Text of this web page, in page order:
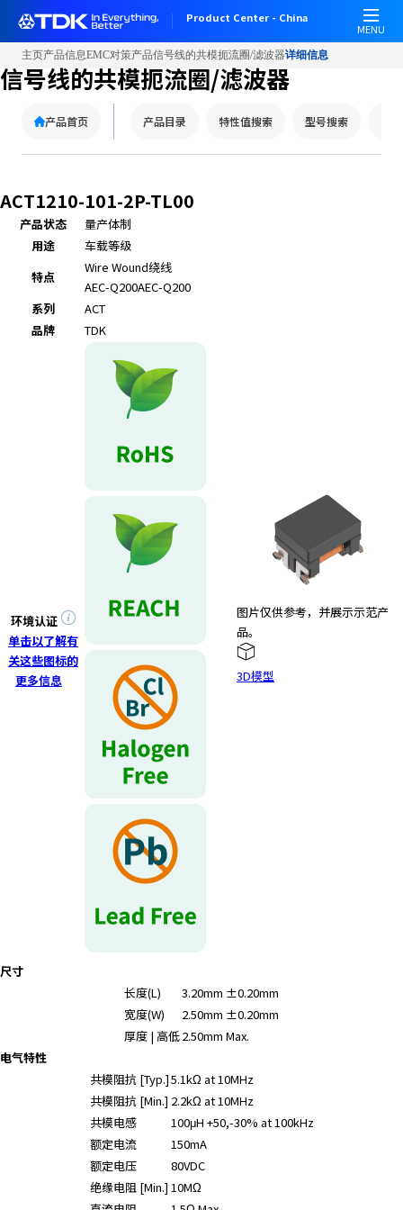
Product Center - China
MENU
主页产品信息EMC对策产品信号线的共模扼流圈/滤波器详细信息
信号线的共模扼流圈/滤波器
产品首页 产品目录 特性值搜索 型号搜索
ACT1210-101-2P-TL00
产品状态
量产体制
用途
车载等级
特点
Wire Wound绕线
AEC-Q200AEC-Q200
系列
ACT
品牌
TDK
环境认证
单击以了解有
关这些图标的
更多信息
图片仅供参考，并展示示范产
品。
3D模型
尺寸
长度(L)
3.20mm ±0.20mm
宽度(W)
2.50mm ±0.20mm
厚度 | 高低2.50mm Max.
电气特性
共模阻抗 [Typ.]5.1kΩ at 10MHz
共模阻抗 [Min.] 2.2kΩ at 10MHz
共模电感
100μH +50,-30% at 100kHz
额定电流
150mA
额定电压
80VDC
绝缘电阻 [Min.] 10MΩ